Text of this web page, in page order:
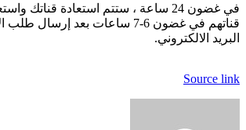
في غضون 24 ساعة ، ستتم استعادة قناتك
قناتهم في غضون 6-7 ساعات بعد إرسال طلب
الالكتروني.